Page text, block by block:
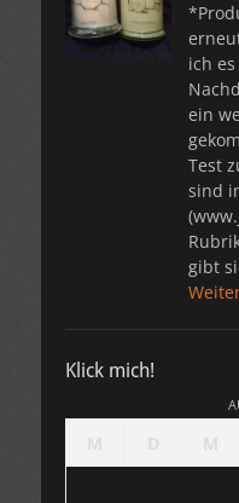
ich
ein
Test
sind
gibt
Klick mich!